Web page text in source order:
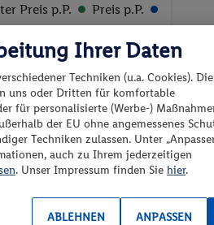
Preis p.P. Preis p.P.
Preis aufsteigend
Ihrer Daten
Techniken (u.a. Cookies).
uns oder Dritten für komfortable
für personalisierte (Werbe-)
der EU ohne angemessenes
Techniken zulassen. Unter
auch zu Ihrem jederzeitigen
. Unser Impressum finden Sie hier.
ANPASSEN
ABLEHNEN